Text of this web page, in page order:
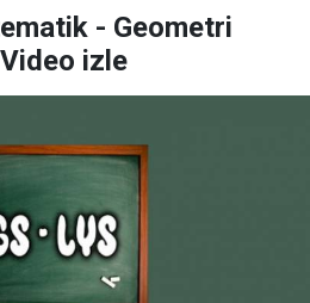
- Geometri
izle